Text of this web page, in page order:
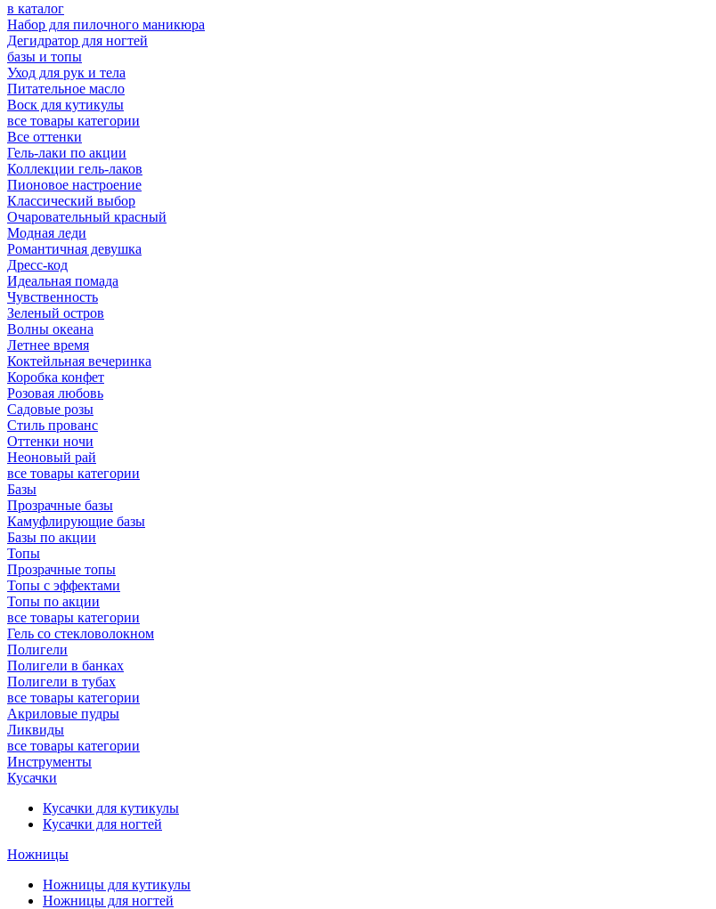
в каталог
Набор для пилочного маникюра
Дегидратор для ногтей
базы и топы
Уход для рук и тела
Питательное масло
Воск для кутикулы
все товары категории
Все оттенки
Гель-лаки по акции
Коллекции гель-лаков
Пионовое настроение
Классический выбор
Очаровательный красный
Модная леди
Романтичная девушка
Дресс-код
Идеальная помада
Чувственность
Зеленый остров
Волны океана
Летнее время
Коктейльная вечеринка
Коробка конфет
Розовая любовь
Садовые розы
Стиль прованс
Оттенки ночи
Неоновый рай
все товары категории
Базы
Прозрачные базы
Камуфлирующие базы
Базы по акции
Топы
Прозрачные топы
Топы с эффектами
Топы по акции
все товары категории
Гель со стекловолокном
Полигели
Полигели в банках
Полигели в тубах
все товары категории
Акриловые пудры
Ликвиды
все товары категории
Инструменты
Кусачки
Кусачки для кутикулы
Кусачки для ногтей
Ножницы
Ножницы для кутикулы
Ножницы для ногтей